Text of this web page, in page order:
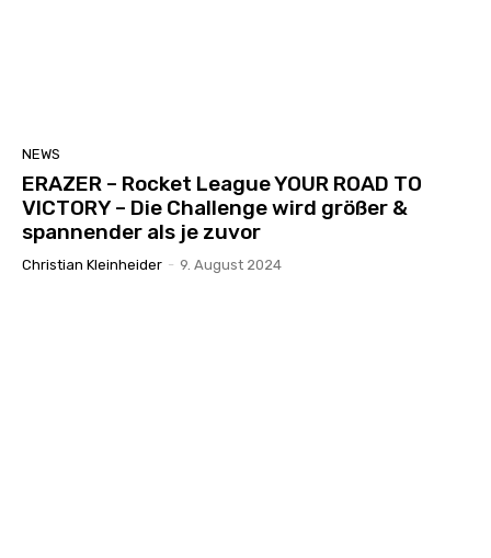
NEWS
ERAZER – Rocket League YOUR ROAD TO
VICTORY – Die Challenge wird größer &
spannender als je zuvor
Christian Kleinheider - 9. August 2024